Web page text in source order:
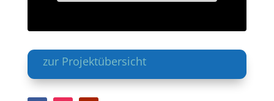
zur Projektübersicht